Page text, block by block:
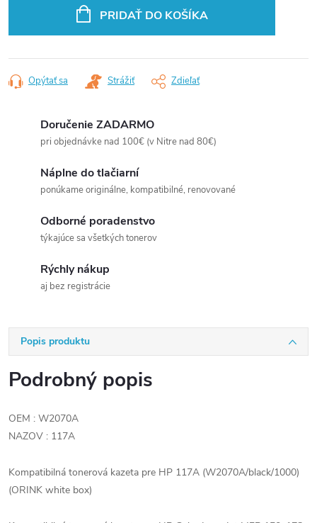
PRIDAŤ DO KOŠÍKA
Opýtať sa Strážiť Zdieľať
Doručenie ZADARMO
pri objednávke nad 100€ (v Nitre nad 80€)
Náplne do tlačiarní
ponúkame originálne, kompatibilné, renovované
Odborné poradenstvo
týkajúce sa všetkých tonerov
Rýchly nákup
aj bez registrácie
Popis produktu
Podrobný popis
OEM : W2070A
NAZOV : 117A
Kompatibilná tonerová kazeta pre HP 117A (W2070A/black/1000)
(ORINK white box)